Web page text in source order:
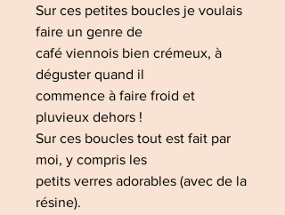
Sur ces petites boucles je voulais
faire un genre de
café viennois bien crémeux, à
déguster quand il
commence à faire froid et
pluvieux dehors !
Sur ces boucles tout est fait par
moi, y compris les
petits verres adorables (avec de la
résine).